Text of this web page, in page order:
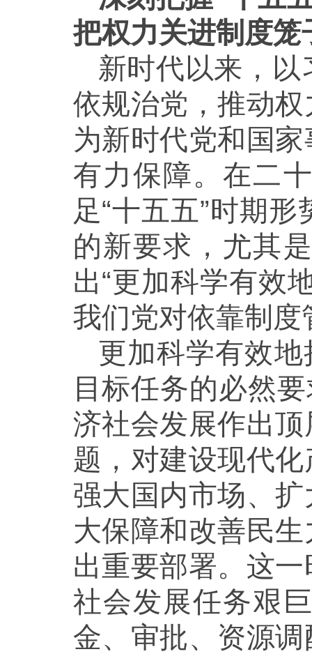
把权力关进制度笼
新时代以来，
依规治党，推动
为新时代党和国
有力保障。在二
足“十五五”时期
的新要求，尤其
出“更加科学有效
我们党对依靠制
更加科学有效
目标任务的必然
济社会发展作出
题，对建设现代
强大国内市场、
大保障和改善民
出重要部署。这
社会发展任务艰
金、审批、资源